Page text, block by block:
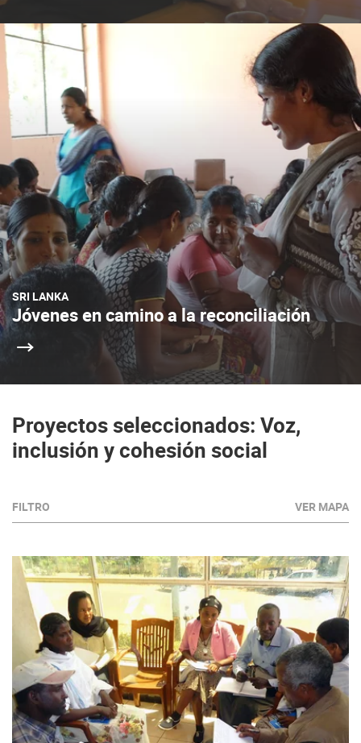
SRI LANKA
Jóvenes en camino a la reconciliación
Proyectos seleccionados: Voz,
inclusión y cohesión social
FILTRO VER MAPA